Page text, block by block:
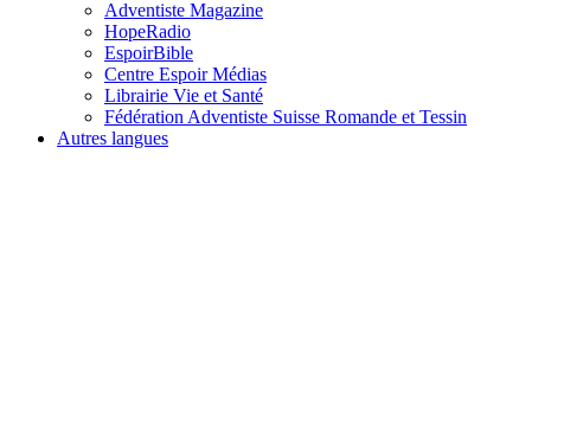
Adventiste Magazine
HopeRadio
EspoirBible
Centre Espoir Médias
Librairie Vie et Santé
Fédération Adventiste Suisse Romande et Tessin
Autres langues